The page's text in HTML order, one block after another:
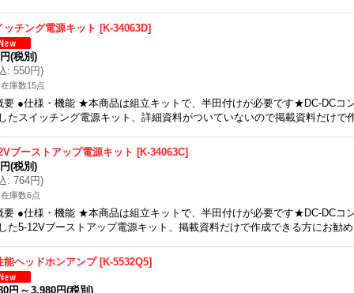
ッチング電源キット [K-34063D]
(税別)
: 550円)
庫数15点
要 ●仕様・機能 ★本商品は組立キットで、半田付けが必要です★DC-DCコ
たスイッチング電源キット、詳細資料がついていないので掲載資料だけ
ブーストアップ電源キット [K-34063C]
(税別)
: 764円)
庫数6点
要 ●仕様・機能 ★本商品は組立キットで、半田付けが必要です★DC-DCコ
た5-12Vブーストアップ電源キット、掲載資料だけで作成できる方にお勧
能ヘッドホンアンプ [K-5532Q5]
円 ～ 3,980円(税別)